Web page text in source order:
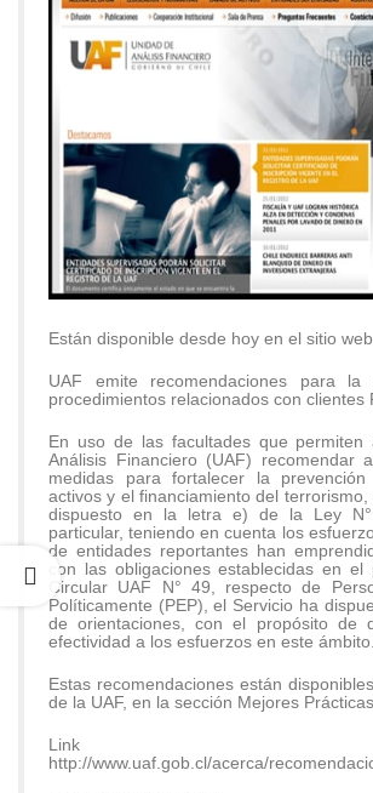
Están disponible desde hoy en el sitio
UAF emite recomendaciones para la
procedimientos relacionados con clientes
En uso de las facultades que
Análisis Financiero (UAF) recomendar
medidas para fortalecer la
activos y el financiamiento del
dispuesto en la letra e) de la Ley
particular, teniendo en cuenta los
de entidades reportantes han
con las obligaciones establecidas en
Circular UAF N° 49, respecto de
Políticamente (PEP), el Servicio ha
de orientaciones, con el propósito de
efectividad a los esfuerzos en este ámbito.
Estas recomendaciones están
de la UAF, en la sección Mejores Prácticas.
Link
http://www.uaf.gob.cl/acerca/